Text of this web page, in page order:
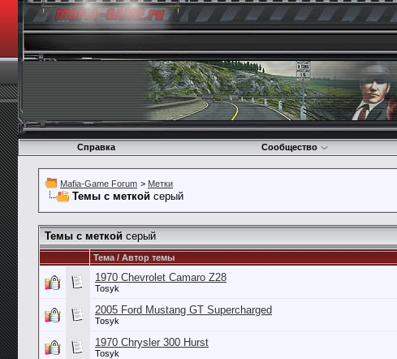
Справка Сообщество
Mafia-Game Forum > Метки
Темы с меткой серый
Темы с меткой серый
Тема / Автор темы
1970 Chevrolet Camaro Z28
Tosyk
2005 Ford Mustang GT Supercharged
Tosyk
1970 Chrysler 300 Hurst
Tosyk